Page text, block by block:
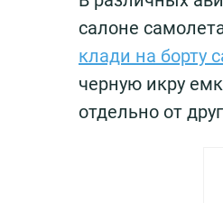
салоне
клади на борту
черную икру
отдельно от